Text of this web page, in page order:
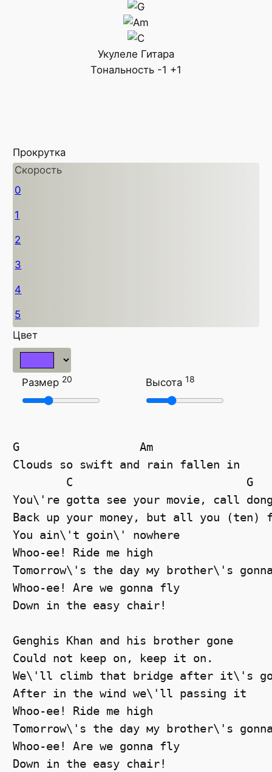
Укулеле Гитара
Тональность -1 +1
Прокрутка
Скорость
0
1
2
3
4
5
Цвет
Размер 20 Высота 18
G
Am
Clouds so swift and rain fallen in
C
G
You\'re gotta see your movie, call
Back up your money, but all you (ten)
You ain\'t goin\' nowhere
Whoo-ee! Ride me high
Tomorrow\'s the day му brother\'s gonna
Whoo-ee! Are we gonna fly
Down in the easy chair!
Genghis Khan and his brother gone
Could not keep on, keep it on.
We\'ll climb that bridge after it\'s
After in the wind we\'ll passing it
Whoo-ee! Ride me high
Tomorrow\'s the day му brother\'s gonna
Whoo-ee! Are we gonna fly
Down in the easy chair!